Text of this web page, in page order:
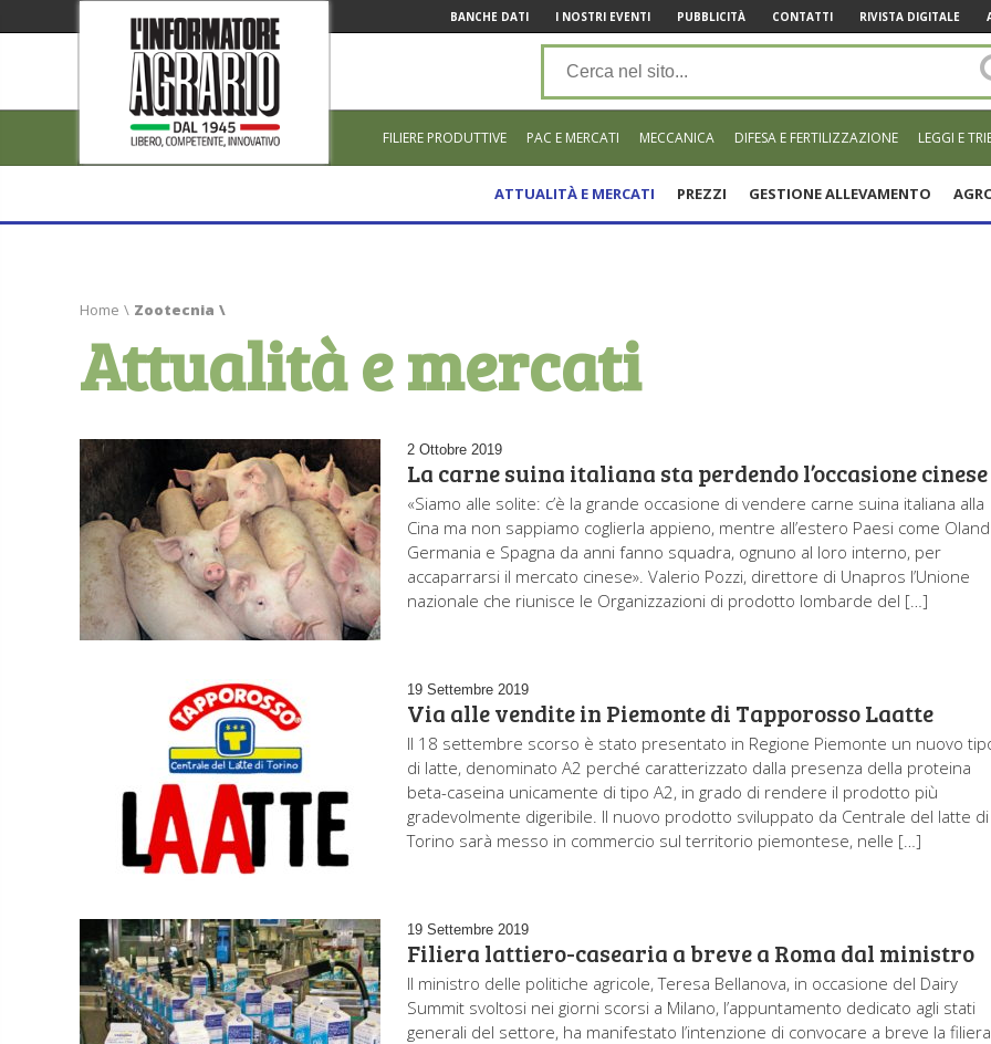
BANCHE DATI I NOSTRI EVENTI PUBBLICITÀ CONTATTI RIVISTA DIGITALE
FILIERE PRODUTTIVE PAC E MERCATI MECCANICA DIFESA E FERTILIZZAZIONE LEGGI E
ATTUALITÀ E MERCATI PREZZI GESTIONE ALLEVAMENTO
Home \ Zootecnia \
Attualità e mercati
2 Ottobre 2019
La carne suina italiana sta perdendo l’occasione cinese
«Siamo alle solite: c’è la grande occasione di vendere carne suina italiana alla
Cina ma non sappiamo coglierla appieno, mentre all’estero Paesi come
Germania e Spagna da anni fanno squadra, ognuno al loro interno, per
accaparrarsi il mercato cinese». Valerio Pozzi, direttore di Unapros l’Unione
nazionale che riunisce le Organizzazioni di prodotto lombarde del […]
19 Settembre 2019
Via alle vendite in Piemonte di Tapporosso Laatte
Il 18 settembre scorso è stato presentato in Regione Piemonte un nuovo
di latte, denominato A2 perché caratterizzato dalla presenza della proteina
beta-caseina unicamente di tipo A2, in grado di rendere il prodotto più
gradevolmente digeribile. Il nuovo prodotto sviluppato da Centrale del latte di
Torino sarà messo in commercio sul territorio piemontese, nelle […]
19 Settembre 2019
Filiera lattiero-casearia a breve a Roma dal ministro
Il ministro delle politiche agricole, Teresa Bellanova, in occasione del Dairy
Summit svoltosi nei giorni scorsi a Milano, l’appuntamento dedicato agli stati
generali del settore, ha manifestato l’intenzione di convocare a breve la filiera